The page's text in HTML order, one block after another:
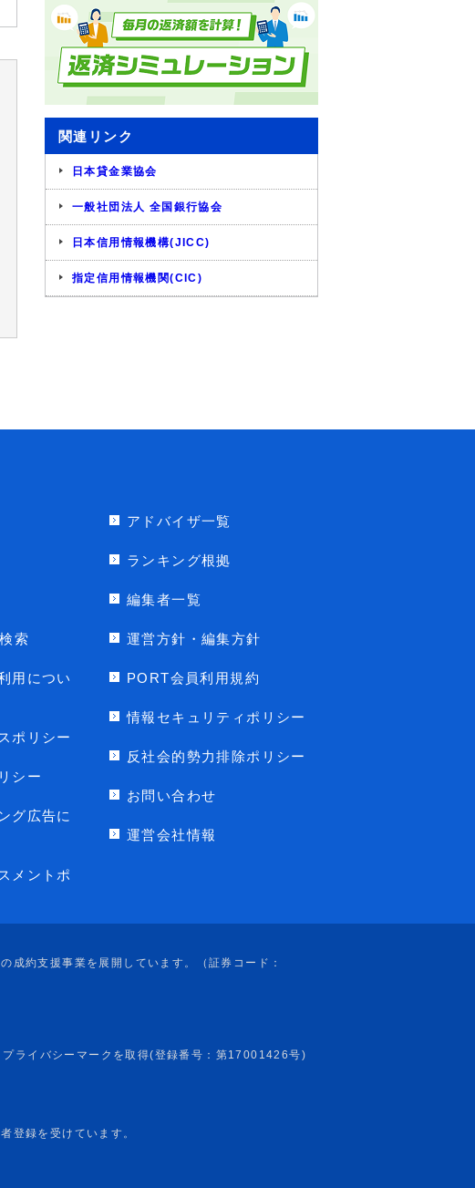
関連リンク
日本貸金業協会
一般社団法人 全国銀行協会
日本信用情報機構(JICC)
指定信用情報機関(CIC)
索
用につい
ポリシー
シー
グ広告に
メントポ
アドバイザ一覧
ランキング根拠
編集者一覧
運営方針・編集方針
PORT会員利用規約
情報セキュリティポリシー
反社会的勢力排除ポリシー
お問い合わせ
運営会社情報
登録を受けています。